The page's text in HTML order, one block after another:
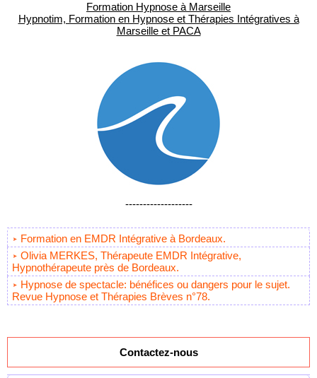
Formation Hypnose à Marseille
Hypnotim, Formation en Hypnose et Thérapies Intégratives à
Marseille et PACA
-------------------
Formation en EMDR Intégrative à Bordeaux.
Olivia MERKES, Thérapeute EMDR Intégrative,
Hypnothérapeute près de Bordeaux.
Hypnose de spectacle: bénéfices ou dangers pour le sujet.
Revue Hypnose et Thérapies Brèves n°78.
Contactez-nous